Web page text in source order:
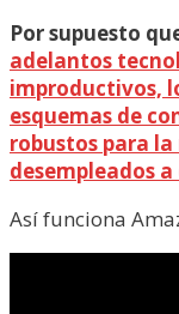
Por supuesto
adelantos
improductivos,
esquemas de
robustos para
desempleados
Así funciona